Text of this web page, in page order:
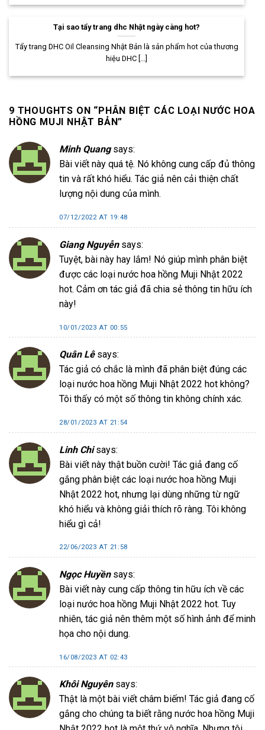
Tại sao tẩy trang dhc Nhật ngày càng hot?
Tẩy trang DHC Oil Cleansing Nhật Bản là sản phẩm hot của thương
hiệu DHC [...]
9 THOUGHTS ON “ PHÂN BIỆT CÁC LOẠI NƯỚC HOA
HỒNG MUJI NHẬT BẢN”
Minh Quang says:
Bài viết này quá tệ. Nó không cung cấp đủ thông
tin và rất khó hiểu. Tác giả nên cải thiện chất
lượng nội dung của mình.
07/12/2022 AT 19:48
Giang Nguyễn says:
Tuyệt, bài này hay lắm! Nó giúp mình phân biệt
được các loại nước hoa hồng Muji Nhật 2022
hot. Cảm ơn tác giả đã chia sẻ thông tin hữu ích
này!
10/01/2023 AT 00:55
Quân Lê says:
Tác giả có chắc là mình đã phân biệt đúng các
loại nước hoa hồng Muji Nhật 2022 hot không?
Tôi thấy có một số thông tin không chính xác.
28/01/2023 AT 21:54
Linh Chi says:
Bài viết này thật buồn cười! Tác giả đang cố
gắng phân biệt các loại nước hoa hồng Muji
Nhật 2022 hot, nhưng lại dùng những từ ngữ
khó hiểu và không giải thích rõ ràng. Tôi không
hiểu gì cả!
22/06/2023 AT 21:58
Ngọc Huyền says:
Bài viết này cung cấp thông tin hữu ích về các
loại nước hoa hồng Muji Nhật 2022 hot. Tuy
nhiên, tác giả nên thêm một số hình ảnh để minh
họa cho nội dung.
16/08/2023 AT 02:43
Khôi Nguyên says:
Thật là một bài viết châm biếm! Tác giả đang cố
gắng cho chúng ta biết rằng nước hoa hồng Muji